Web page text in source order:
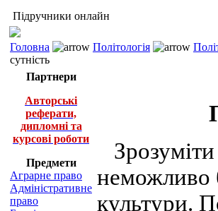
Підручники онлайн
Головна Політологія
сутність
Партнери
Авторські
реферати,
дипломні та
курсові роботи
Предмети
Аграрне право
Адміністративне
право
неможливо
культури.